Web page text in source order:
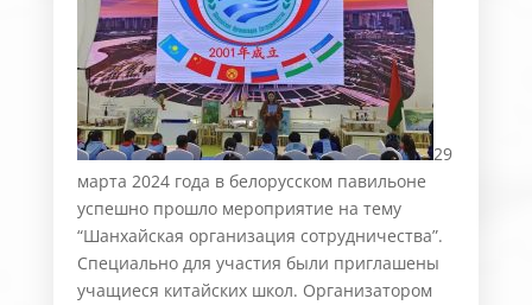
29
марта 2024 года в белорусском павильоне
успешно прошло мероприятие на тему
“Шанхайская организация сотрудничества”.
Специально для участия были приглашены
учащиеся китайских школ. Организатором